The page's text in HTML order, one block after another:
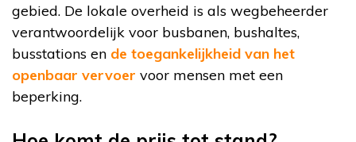
gebied. De lokale overheid is als wegbeheerder
verantwoordelijk voor busbanen, bushaltes,
busstations en de toegankelijkheid van het
openbaar vervoer voor mensen met een
beperking.